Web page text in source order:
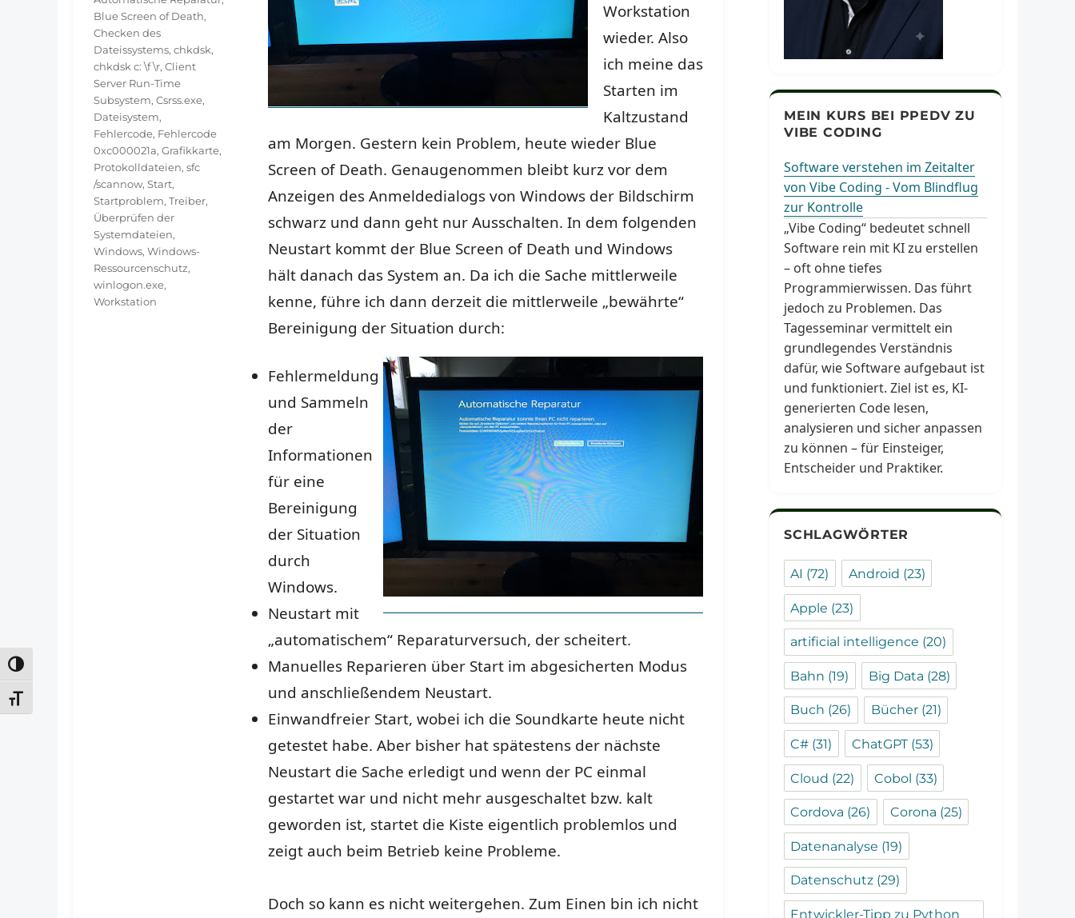
UMSCHALTEN AUF HOHE KONTRASTE
SCHRIFT VERGRÖSSERN
Workstation
wieder. Also
ich meine das
Starten im
Kaltzustand
am Morgen. Gestern kein Problem, heute wieder Blue
Screen of Death. Genaugenommen bleibt kurz vor dem
Anzeigen des Anmeldedialogs von Windows der Bildschirm
schwarz und dann geht nur Ausschalten. In dem folgenden
Neustart kommt der Blue Screen of Death und Windows
hält danach das System an. Da ich die Sache mittlerweile
kenne, führe ich dann derzeit die mittlerweile „bewährte“
Bereinigung der Situation durch:
Fehlermeldung
und Sammeln
der
Informationen
für eine
Bereinigung
der Situation
durch
Windows.
Neustart mit
„automatischem“ Reparaturversuch, der scheitert.
Manuelles Reparieren über Start im abgesicherten Modus
und anschließendem Neustart.
Einwandfreier Start, wobei ich die Soundkarte heute nicht
getestet habe. Aber bisher hat spätestens der nächste
Neustart die Sache erledigt und wenn der PC einmal
gestartet war und nicht mehr ausgeschaltet bzw. kalt
geworden ist, startet die Kiste eigentlich problemlos und
zeigt auch beim Betrieb keine Probleme.
Doch so kann es nicht weitergehen. Zum Einen bin ich nicht
Blue Screen of Death,
Checken des
Dateissystems, chkdsk,
chkdsk c: \f \r, Client
Server Run-Time
Subsystem, Csrss.exe,
Dateisystem,
Fehlercode, Fehlercode
0xc000021a, Grafikkarte,
Protokolldateien, sfc
/scannow, Start,
Startproblem, Treiber,
Überprüfen der
Systemdateien,
Windows, Windows-
Ressourcenschutz,
winlogon.exe,
Workstation
MEIN KURS BEI PPEDV ZU
VIBE CODING
Software verstehen im Zeitalter
von Vibe Coding - Vom Blindflug
zur Kontrolle
„Vibe Coding“ bedeutet schnell
Software rein mit KI zu erstellen
– oft ohne tiefes
Programmierwissen. Das führt
jedoch zu Problemen. Das
Tagesseminar vermittelt ein
grundlegendes Verständnis
dafür, wie Software aufgebaut ist
und funktioniert. Ziel ist es, KI-
generierten Code lesen,
analysieren und sicher anpassen
zu können – für Einsteiger,
Entscheider und Praktiker.
SCHLAGWÖRTER
AI (72) Android (23)
Apple (23)
artificial intelligence (20)
Bahn (19) Big Data (28)
Buch (26) Bücher(21)
C# (31) ChatGPT(53)
Cloud (22) Cobol (33)
Cordova (26) Corona (25)
Datenanalyse (19)
Datenschutz (29)
Entwickler-Tipp zu Python